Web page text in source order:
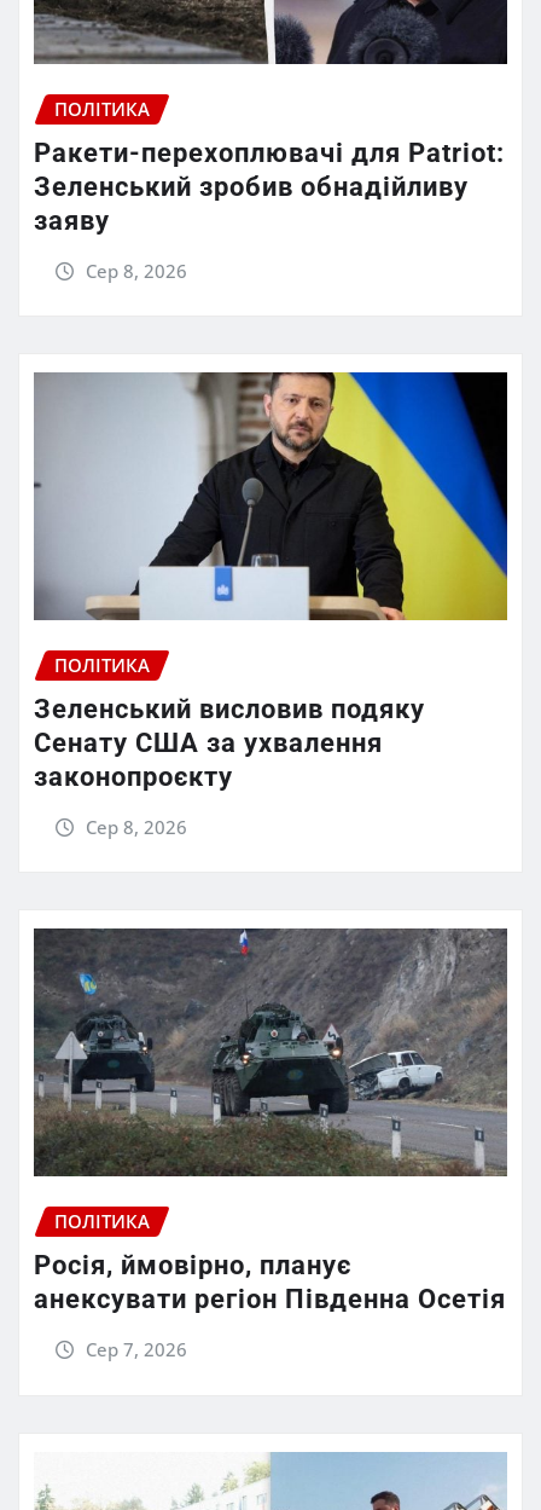
ПОЛІТИКА
Ракети-перехоплювачі для Patriot:
Зеленський зробив обнадійливу
заяву
Сер 8, 2026
ПОЛІТИКА
Зеленський висловив подяку
Сенату США за ухвалення
законопроєкту
Сер 8, 2026
ПОЛІТИКА
Росія, ймовірно, планує
анексувати регіон Південна Осетія
Сер 7, 2026